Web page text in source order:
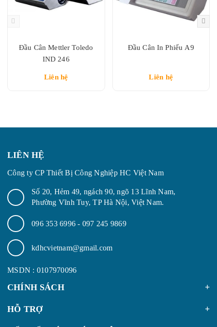
Đầu Cân Mettler Toledo
IND 246
Liên hệ
Đầu Cân In Phiếu A9
Liên hệ
LIÊN HỆ
Công ty CP Thiết Bị Công Nghiệp HC Việt Nam
Số 20, Hẻm 49, ngách 90, ngõ 13 Lĩnh Nam,
Phường Vĩnh Tuy, TP Hà Nội, Việt Nam.
096 353 6996- 097 245 9869
kdhcvietnam@gmail.com
MSDN : 0107970096
CHÍNH SÁCH
HỖ TRỢ